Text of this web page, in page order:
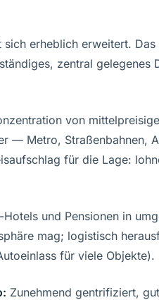
sich erheblich erweitert.
zentral gelegenes
von
— Metro, Straßenbahnen,
für die Lage:
und Pensionen in
mag; logistisch
für viele Objekte).
Zunehmend gentrifiziert,